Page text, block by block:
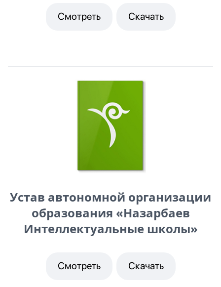
Смотреть Скачать
Устав автономной организации
образования «Назарбаев
Интеллектуальные школы»
Смотреть Скачать